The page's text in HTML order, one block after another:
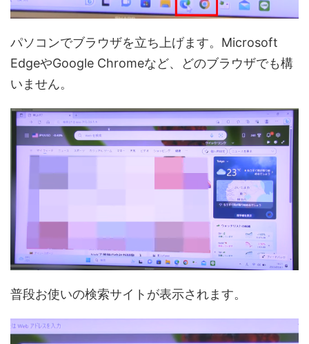
パソコンでブラウザを立ち上げます。Microsoft
EdgeやGoogle Chromeなど、どのブラウザでも構
いません。
普段お使いの検索サイトが表示されます。